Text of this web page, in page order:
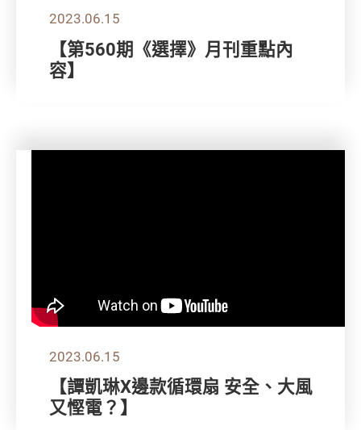
2023.06.15
【第560期《選擇》月刊重點內
容】
2023.06.15
【譚凱琳X邊款循環扇 安全、大風
又慳電？】